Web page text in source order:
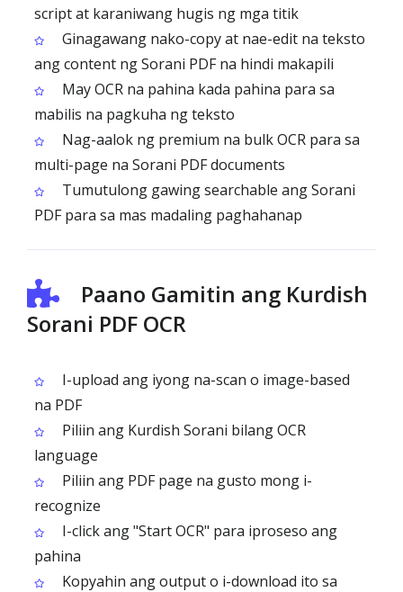
script at karaniwang hugis ng mga titik
Ginagawang nako-copy at nae-edit na teksto
ang content ng Sorani PDF na hindi makapili
May OCR na pahina kada pahina para sa
mabilis na pagkuha ng teksto
Nag-aalok ng premium na bulk OCR para sa
multi-page na Sorani PDF documents
Tumutulong gawing searchable ang Sorani
PDF para sa mas madaling paghahanap
Paano Gamitin ang Kurdish
Sorani PDF OCR
I-upload ang iyong na-scan o image-based
na PDF
Piliin ang Kurdish Sorani bilang OCR
language
Piliin ang PDF page na gusto mong i-
recognize
I-click ang "Start OCR" para iproseso ang
pahina
Kopyahin ang output o i-download ito sa